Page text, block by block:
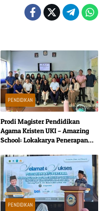
PENDIDIKAN
Prodi Magister Pendidikan
Agama Kristen UKI – Amazing
School: Lokakarya Penerapan
dengan Pendekatan CIPP
PENDIDIKAN